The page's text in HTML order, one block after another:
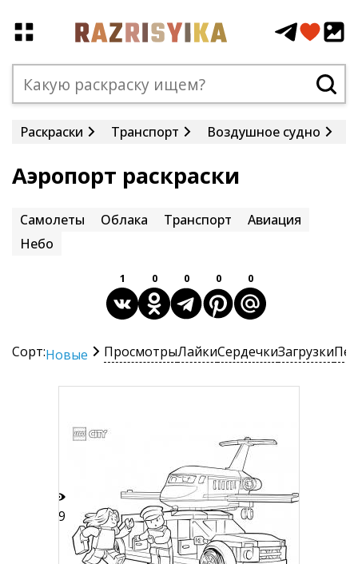
Раскраски Транспорт Воздушное судно
Аэропорт раскраски
Самолеты Облака Транспорт
Авиация
Небо
1 0 0 0 0
Сорт:Новые ПросмотрыЛайкиСердечкиЗагрузки
39